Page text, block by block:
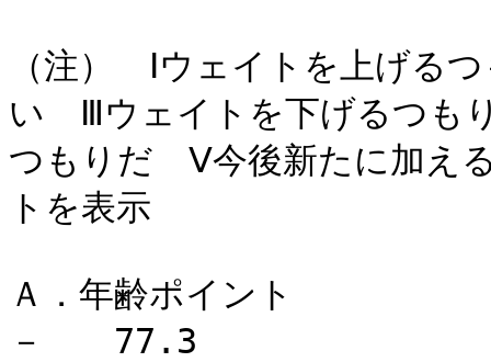
（注） Ⅰウェイトを上げる
い Ⅲウェイトを下げるつも
つもりだ Ⅴ今後新たに加
トを表示
Ａ．年齢ポイ
－ 77.3